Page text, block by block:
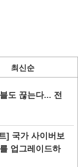
최신순
도 끊는다... 전
] 국가 사이버보
업그레이드하